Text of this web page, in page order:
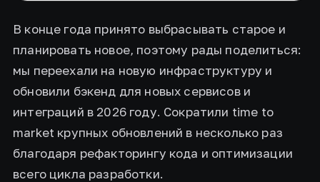
В конце года принято выбрасывать старое и
планировать новое, поэтому рады поделиться:
мы переехали на новую инфраструктуру и
обновили бэкенд для новых сервисов и
интеграций в 2026 году. Сократили time to
market крупных обновлений в несколько раз
благодаря рефакторингу кода и оптимизации
всего цикла разработки.